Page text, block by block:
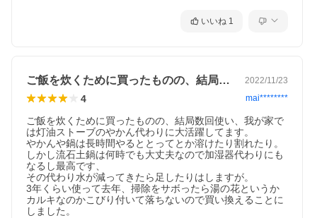
いいね 1
ご飯を炊くために買ったものの、結局数回… 2022/11/23
4 mai********
ご飯を炊くために買ったものの、結局数回使い、我が家で
は灯油ストーブのやかん代わりに大活躍してます。
やかんや鍋は長時間やるととってとか溶けたり割れたり。
しかし流石土鍋は何時でも大丈夫なので加湿器代わりにも
なるし最高です、
その代わり水が減ってきたら足したりはしますが。
3年くらい使って去年、掃除をサボったら湯の花というか
カルキなのかこびり付いて落ちないので買い換えることに
しました。